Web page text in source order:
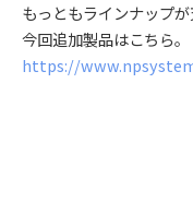
もっともラインナップ
今回追加製品はこちら。
https://